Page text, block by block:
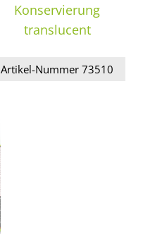
Konservierung
translucent
Artikel-Nummer 73510